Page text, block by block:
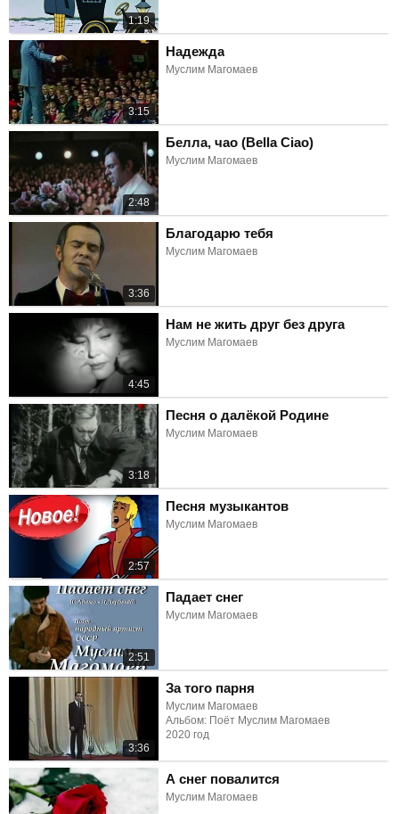
1:19
3:15
Надежда
Муслим Магомаев
2:48
Белла, чао (Bella Ciao)
Муслим Магомаев
3:36
Благодарю тебя
Муслим Магомаев
4:45
Нам не жить друг без друга
Муслим Магомаев
3:18
Песня о далёкой Родине
Муслим Магомаев
2:57
Песня музыкантов
Муслим Магомаев
2:51
Падает снег
Муслим Магомаев
3:36
За того парня
Муслим Магомаев
Альбом: Поёт Муслим Магомаев
2020 год
А снег повалится
Муслим Магомаев